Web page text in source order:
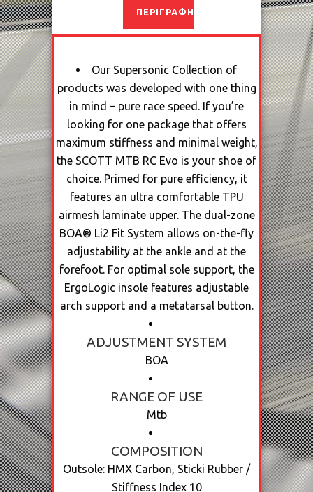
ΠΕΡΙΓΡΑΦΉ
Our Supersonic Collection of
products was developed with one thing
in mind – pure race speed. If you’re
looking for one package that offers
maximum stiffness and minimal weight,
the SCOTT MTB RC Evo is your shoe of
choice. Primed for pure efficiency, it
features an ultra comfortable TPU
airmesh laminate upper. The dual-zone
BOA® Li2 Fit System allows on-the-fly
adjustability at the ankle and at the
forefoot. For optimal sole support, the
ErgoLogic insole features adjustable
arch support and a metatarsal button.
ADJUSTMENT SYSTEM
BOA
RANGE OF USE
Mtb
COMPOSITION
Outsole: HMX Carbon, Sticki Rubber /
Stiffness Index 10